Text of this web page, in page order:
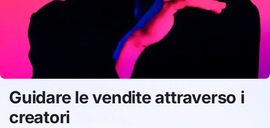
Guidare le vendite attraverso i
creatori